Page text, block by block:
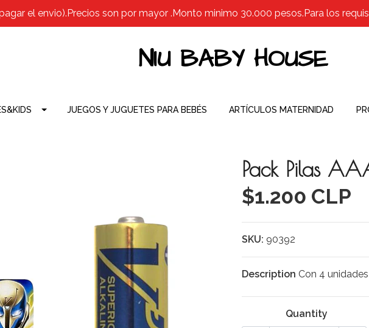
el envio).Precios son por mayor .Monto minimo 30.000 pesos.Para los
NIU BABY HOUSE
JUEGOS Y JUGUETES PARA BEBÉS ARTÍCULOS MATERNIDAD
Pack Pilas
$1.200 CLP
SKU: 90392
Description Con 4
Quantity